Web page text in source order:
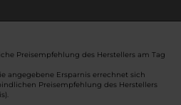
Preisempfehlung des Herstellers am Tag
angegebene Ersparnis errechnet sich
Preisempfehlung des Herstellers